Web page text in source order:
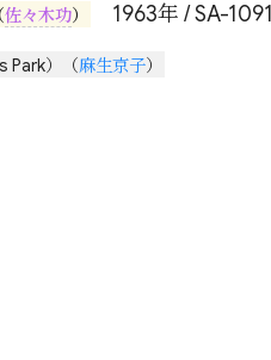
佐々木功） 1963年 / SA-1091
Park） （麻生京子）